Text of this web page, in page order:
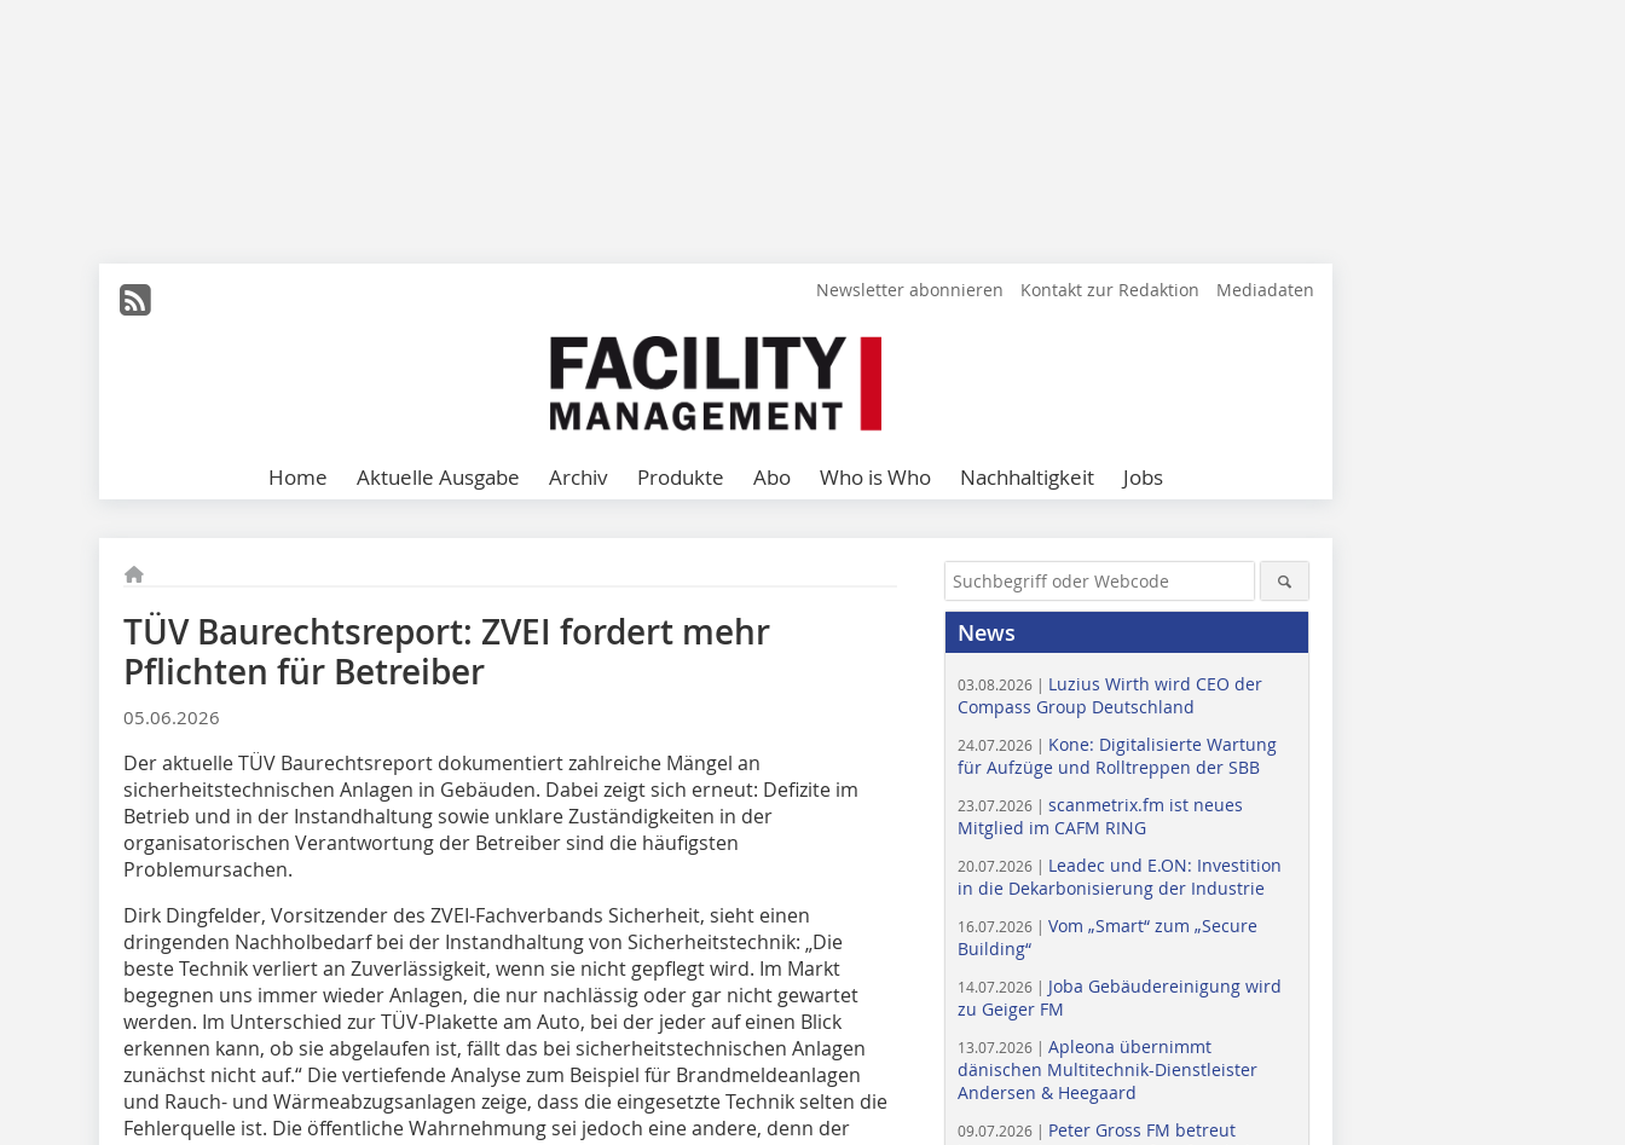
Newsletter abonnieren Kontakt zur Redaktion Mediadaten
Home Aktuelle Ausgabe Archiv Produkte Abo Who is Who Nachhaltigkeit Jobs
TÜV Baurechtsreport: ZVEI fordert mehr
Pflichten für Betreiber
05.06.2026
Der aktuelle TÜV Baurechtsreport dokumentiert zahlreiche Mängel an
sicherheitstechnischen Anlagen in Gebäuden. Dabei zeigt sich erneut: Defizite im
Betrieb und in der Instandhaltung sowie unklare Zuständigkeiten in der
organisatorischen Verantwortung der Betreiber sind die häufigsten
Problemursachen.
Dirk Dingfelder, Vorsitzender des ZVEI-Fachverbands Sicherheit, sieht einen
dringenden Nachholbedarf bei der Instandhaltung von Sicherheitstechnik: „Die
beste Technik verliert an Zuverlässigkeit, wenn sie nicht gepflegt wird. Im Markt
begegnen uns immer wieder Anlagen, die nur nachlässig oder gar nicht gewartet
werden. Im Unterschied zur TÜV-Plakette am Auto, bei der jeder auf einen Blick
erkennen kann, ob sie abgelaufen ist, fällt das bei sicherheitstechnischen Anlagen
zunächst nicht auf.“ Die vertiefende Analyse zum Beispiel für Brandmeldeanlagen
und Rauch- und Wärmeabzugsanlagen zeige, dass die eingesetzte Technik selten die
Fehlerquelle ist. Die öffentliche Wahrnehmung sei jedoch eine andere, denn der
News
03.08.2026 | Luzius Wirth wird CEO der
Compass Group Deutschland
24.07.2026 | Kone: Digitalisierte Wartung
für Aufzüge und Rolltreppen der SBB
23.07.2026 | scanmetrix.fm ist neues
Mitglied im CAFM RING
20.07.2026 | Leadec und E.ON: Investition
in die Dekarbonisierung der Industrie
16.07.2026 | Vom „Smart“ zum „Secure
Building“
14.07.2026 | Joba Gebäudereinigung wird
zu Geiger FM
13.07.2026 | Apleona übernimmt
dänischen Multitechnik-Dienstleister
Andersen & Heegaard
09.07.2026 | Peter Gross FM betreut